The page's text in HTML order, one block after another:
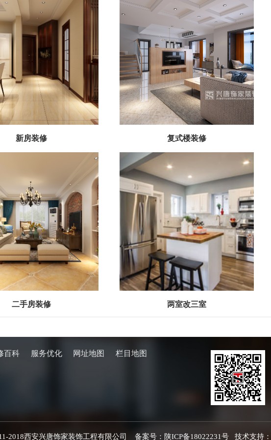
新房装修 复式楼装修
二手房装修 两室改三室
百科 服务优化 网址地图 栏目地图
2018西安兴唐饰家装饰工程有限公司 备案号： 陕ICP备18022231号技术支持：